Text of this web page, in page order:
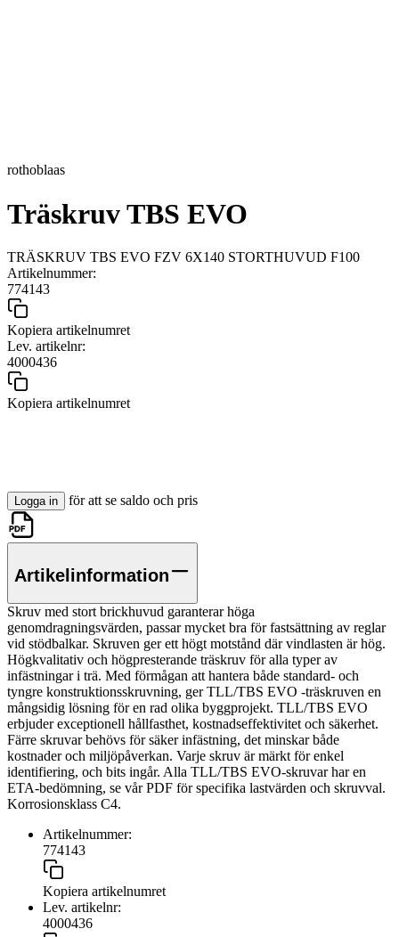
rothoblaas
Träskruv TBS EVO
TRÄSKRUV TBS EVO FZV 6X140 STORTHUVUD F100
Artikelnummer:
774143
Kopiera artikelnumret
Lev. artikelnr:
4000436
Kopiera artikelnumret
Logga in för att se saldo och pris
Artikelinformation
Skruv med stort brickhuvud garanterar höga
genomdragningsvärden, passar mycket bra för fastsättning av reglar
vid stödbalkar. Skruven ger ett högt motstånd där vindlasten är hög.
Högkvalitativ och högpresterande träskruv för alla typer av
infästningar i trä. Med förmågan att hantera både standard- och
tyngre konstruktionsskruvning, ger TLL/TBS EVO -träskruven en
mångsidig lösning för en rad olika byggprojekt. TLL/TBS EVO
erbjuder exceptionell hållfasthet, kostnadseffektivitet och säkerhet.
Färre skruvar behövs för säker infästning, det minskar både
kostnader och miljöpåverkan. Varje skruv är märkt för enkel
identifiering, och bits ingår. Alla TLL/TBS EVO-skruvar har en
ETA-bedömning, se vår PDF för specifika lastvärden och skruvval.
Korrosionsklass C4.
Artikelnummer:
774143
Kopiera artikelnumret
Lev. artikelnr:
4000436